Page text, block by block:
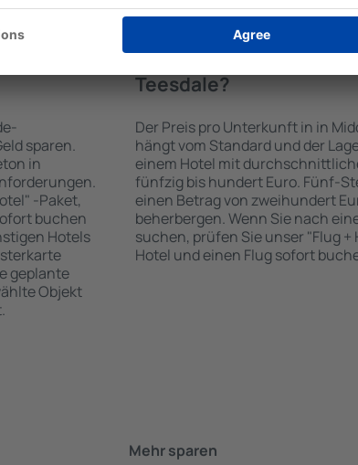
unternehmen.
sparen.
in
-Paket,
buchen
Hotels
geplante
Objekt
Wie viel kostet ein
Teesdale?
Der Preis pro Unterkunft in in
hängt vom Standard und der
einem Hotel mit
fünfzig bis hundert Euro. Fünf-
einen Betrag von zweihundert
beherbergen. Wenn Sie nach
suchen, prüfen Sie unser "Flug +
Hotel und einen Flug sofort
Mehr sparen